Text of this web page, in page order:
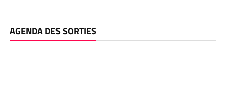
AGENDA DES SORTIES